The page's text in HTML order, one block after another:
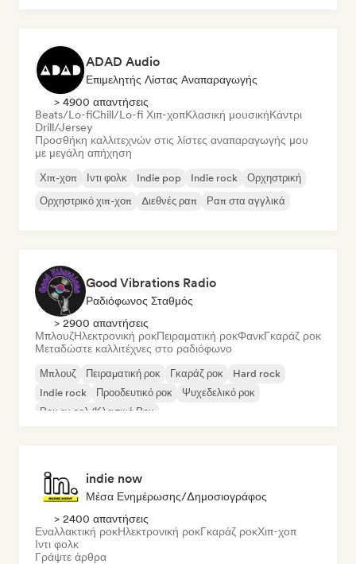
ADAD Audio
Επιμελητής Λίστας Αναπαραγωγής
> 4900 απαντήσεις
Beats/Lo-fiChill/Lo-fi Χιπ-χοπΚλασική μουσικήΚάντρι
Drill/Jersey
Προσθήκη καλλιτεχνών στις λίστες αναπαραγωγής μου
με μεγάλη απήχηση
Χιπ-χοπ Ιντι φολκ Indie pop Indie rock
Ορχηστρική
Ορχηστρικό χιπ-χοπ
Διεθνές ραπ Ραπ στα αγγλικά
Good Vibrations Radio
Ραδιόφωνος Σταθμός
> 2900 απαντήσεις
ΜπλουζΗλεκτρονική ροκΠειραματική ροκΦανκΓκαράζ ροκ
Μεταδώστε καλλιτέχνες στο ραδιόφωνο
Μπλουζ Πειραματική ροκ Γκαράζ ροκ
Hard rock
Indie rock
Προοδευτικό ροκ
Ψυχεδελικό ροκ
Ροκ εν ρολ/Κλασικό Ροκ
indie now
Μέσα Ενημέρωσης/Δημοσιογράφος
> 2400 απαντήσεις
Εναλλακτική ροκΗλεκτρονική ροκΓκαράζ ροκΧιπ-χοπ
Ιντι φολκ
Γράψτε άρθρα